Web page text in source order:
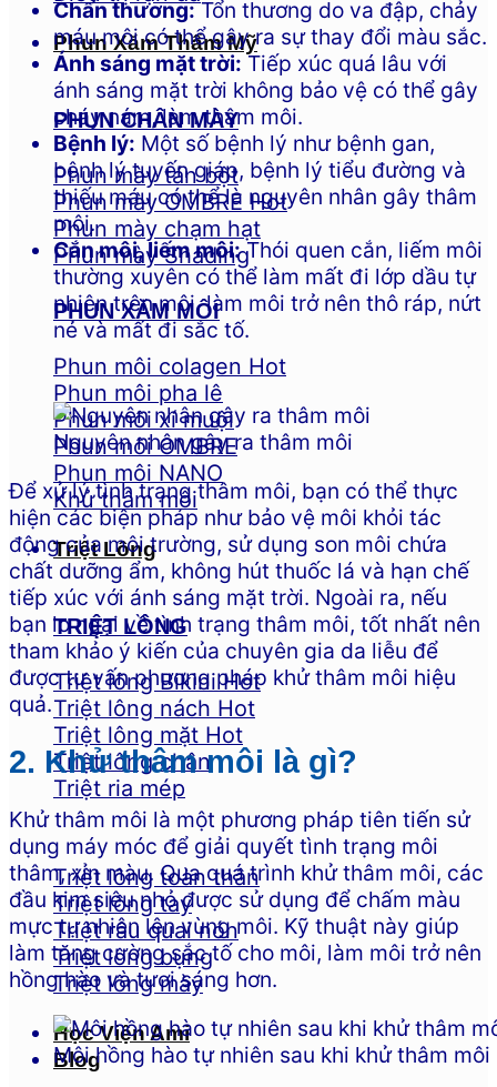
Phun Xăm Thẩm Mỹ
PHUN CHÂN MÀY
Phun mày tán bột
Phun mày OMBRE
Phun mày chạm hạt
Phun mày Shading
PHUN XĂM MÔI
Phun môi colagen
Phun môi pha lê
Phun môi xí muội
Phun môi OMBRE
Phun môi NANO
Khử thâm môi
Triệt Lông
TRIỆT LÔNG
Triệt lông Bikini
Triệt lông nách
Triệt lông mặt
Triệt lông chân
Triệt ria mép
Triệt lông toàn thân
Triệt lông tay
Triệt râu quai nón
Triệt lông bụng
Triệt lông mày
Học Viện Ami
Blog
Chấn thương:Tổn thương do va đập, chảy
máu môi có thể gây ra sự thay đổi màu sắc.
Ánh sáng mặt trời: Tiếp xúc quá lâu với
ánh sáng mặt trời không bảo vệ có thể gây
cháy nám, làm thâm môi.
Bệnh lý: Một số bệnh lý như bệnh gan,
bệnh lý tuyến giáp, bệnh lý tiểu đường và
thiếu máu có thể là nguyên nhân gây thâm
môi.
Cắn môi, liếm môi:Thói quen cắn, liếm môi
thường xuyên có thể làm mất đi lớp dầu tự
nhiên trên môi, làm môi trở nên thô ráp, nứt
nẻ và mất đi sắc tố.
Nguyên nhân gây ra thâm môi
Để xử lý tình trạng thâm môi, bạn có thể thực
hiện các biện pháp như bảo vệ môi khỏi tác
động của môi trường, sử dụng son môi chứa
chất dưỡng ẩm, không hút thuốc lá và hạn chế
tiếp xúc với ánh sáng mặt trời. Ngoài ra, nếu
bạn lo ngại về tình trạng thâm môi, tốt nhất nên
tham khảo ý kiến của chuyên gia da liễu để
được tư vấn phương pháp khử thâm môi hiệu
quả.
2. Khử thâm môi là gì?
Khử thâm môi là một phương pháp tiên tiến sử
dụng máy móc để giải quyết tình trạng môi
thâm, xỉn màu. Qua quá trình khử thâm môi, các
đầu kim siêu nhỏ được sử dụng để chấm màu
mực tự nhiên lên vùng môi. Kỹ thuật này giúp
làm tăng cường sắc tố cho môi, làm môi trở nên
hồng hào và tươi sáng hơn.
Môi hồng hào tự nhiên sau khi khử thâm môi